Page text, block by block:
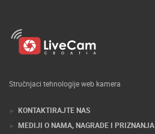
Stručnjaci tehnologije web kamera
KONTAKTIRAJTE NAS
MEDIJI O NAMA, NAGRADE I PRIZNANJA